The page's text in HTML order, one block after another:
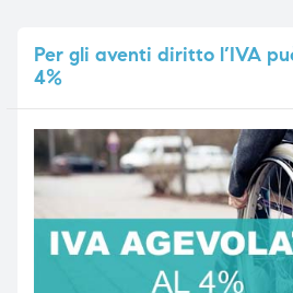
Pergli aventi diritto l’IVA
4%